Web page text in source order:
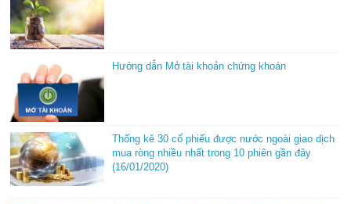
Hướng dẫn Mở tài khoản chứng khoán
Thống kê 30 cổ phiếu được nước ngoài giao dịch
mua ròng nhiều nhất trong 10 phiên gần đây
(16/01/2020)